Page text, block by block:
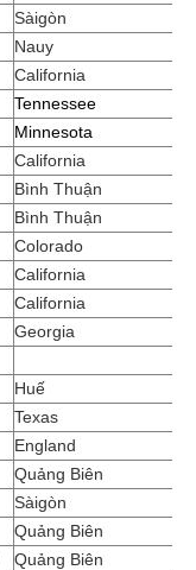
Sàigòn
Nauy
California
Tennessee
Minnesota
California
Bình Thuận
Bình Thuận
Colorado
California
California
Georgia
Huế
Texas
England
Quảng Biên
Sàigòn
Quảng Biên
Quảng Biên